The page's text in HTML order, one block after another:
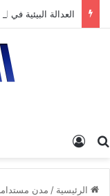
البحث عن
الرئيسية / مدن